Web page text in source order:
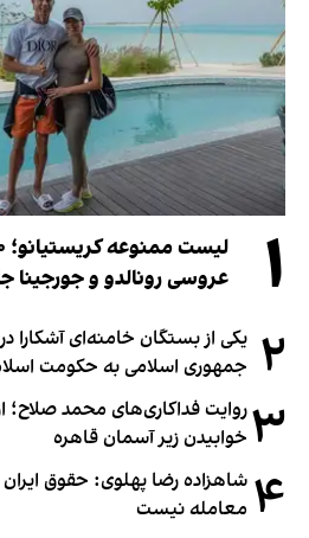
۱
عروسی رونالدو و جورجینا
۲ یکی از بستگان خامنه‌ای آشکارا
جمهوری اسلامی به حکومت
۳ خوابیدن زیر آسمان قاهره
۴ شاهزاده رضا پهلوی: حقوق
معامله نیست